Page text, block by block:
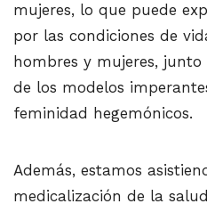
mujeres, lo que puede
por las condiciones de
hombres y mujeres, junto
de los modelos
feminidad hegemónicos.
Además, estamos
medicalización de la